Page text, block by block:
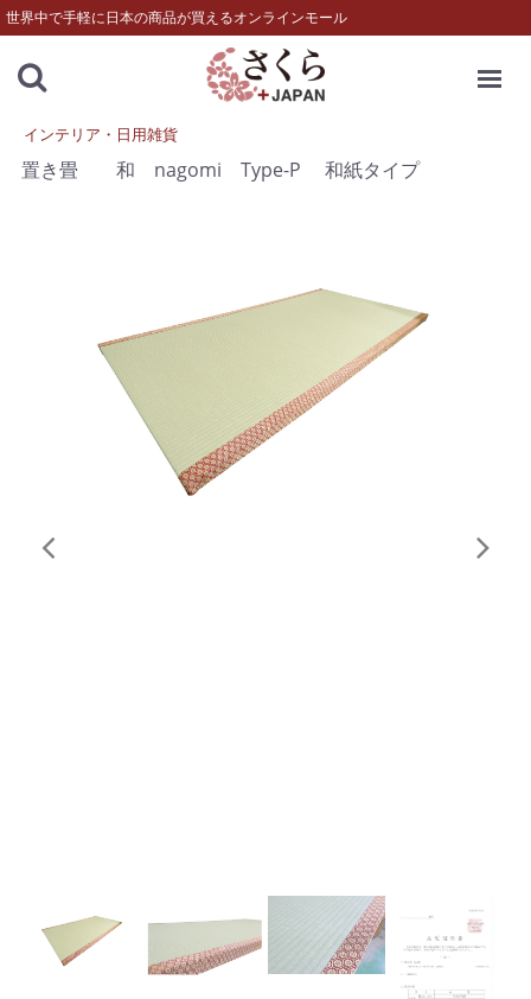
世界中で手軽に日本の商品が買えるオンラインモール
インテリア・日用雑貨
置き畳 和 nagomi Type-P 和紙タイプ